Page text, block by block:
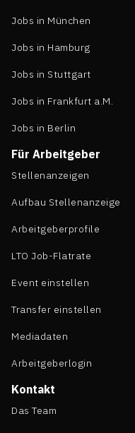
Jobs in München
Jobs in Hamburg
Jobs in Stuttgart
Jobs in Frankfurt a.M.
Jobs in Berlin
Für Arbeitgeber
Stellenanzeigen
Aufbau Stellenanzeige
Arbeitgeberprofile
LTO Job-Flatrate
Event einstellen
Transfer einstellen
Mediadaten
Arbeitgeberlogin
Kontakt
Das Team